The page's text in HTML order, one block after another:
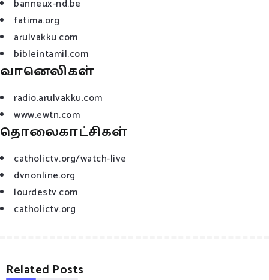
banneux-nd.be
fatima.org
arulvakku.com
bibleintamil.com
வானெலிகள்
radio.arulvakku.com
www.ewtn.com
தொலைகாட்சிகள்
catholictv.org/watch-live
dvnonline.org
lourdestv.com
catholictv.org
Related Posts